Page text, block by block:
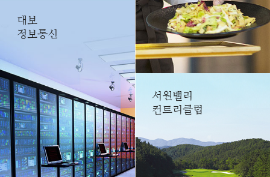
대보
정보통신
서원밸리
컨트리클럽